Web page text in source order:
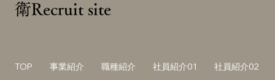
TOP 事業紹介 職種紹介 社員紹介01 社員紹介02
衛Recruit site